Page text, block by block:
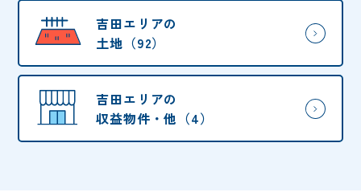
吉田エリアの
土地（92）
吉田エリアの
収益物件・他（4）